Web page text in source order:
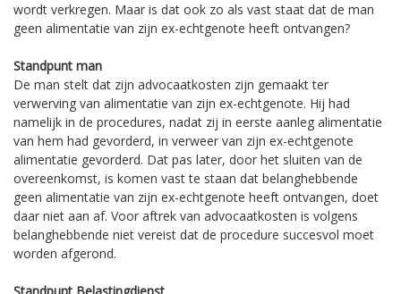
wordt verkregen. Maar is dat ook zo als vast staat dat de man
geen alimentatie van zijn ex-echtgenote heeft ontvangen?
Standpunt man
De man stelt dat zijn advocaatkosten zijn gemaakt ter
verwerving van alimentatie van zijn ex-echtgenote. Hij had
namelijk in de procedures, nadat zij in eerste aanleg alimentatie
van hem had gevorderd, in verweer van zijn ex-echtgenote
alimentatie gevorderd. Dat pas later, door het sluiten van de
overeenkomst, is komen vast te staan dat belanghebbende
geen alimentatie van zijn ex-echtgenote heeft ontvangen, doet
daar niet aan af. Voor aftrek van advocaatkosten is volgens
belanghebbende niet vereist dat de procedure succesvol moet
worden afgerond.